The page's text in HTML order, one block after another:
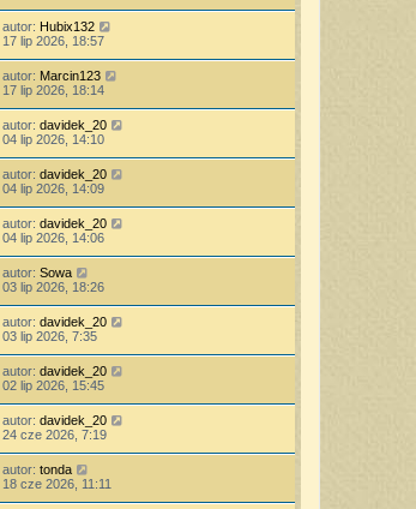
autor: Hubix132
17 lip 2026, 18:57
autor: Marcin123
17 lip 2026, 18:14
autor: davidek_20
04 lip 2026, 14:10
autor: davidek_20
04 lip 2026, 14:09
autor: davidek_20
04 lip 2026, 14:06
autor: Sowa
03 lip 2026, 18:26
autor: davidek_20
03 lip 2026, 7:35
autor: davidek_20
02 lip 2026, 15:45
autor: davidek_20
24 cze 2026, 7:19
autor: tonda
18 cze 2026, 11:11